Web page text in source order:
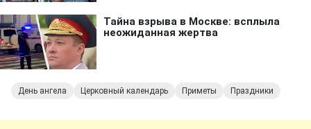
День ангела Церковный календарь Приметы Праздники